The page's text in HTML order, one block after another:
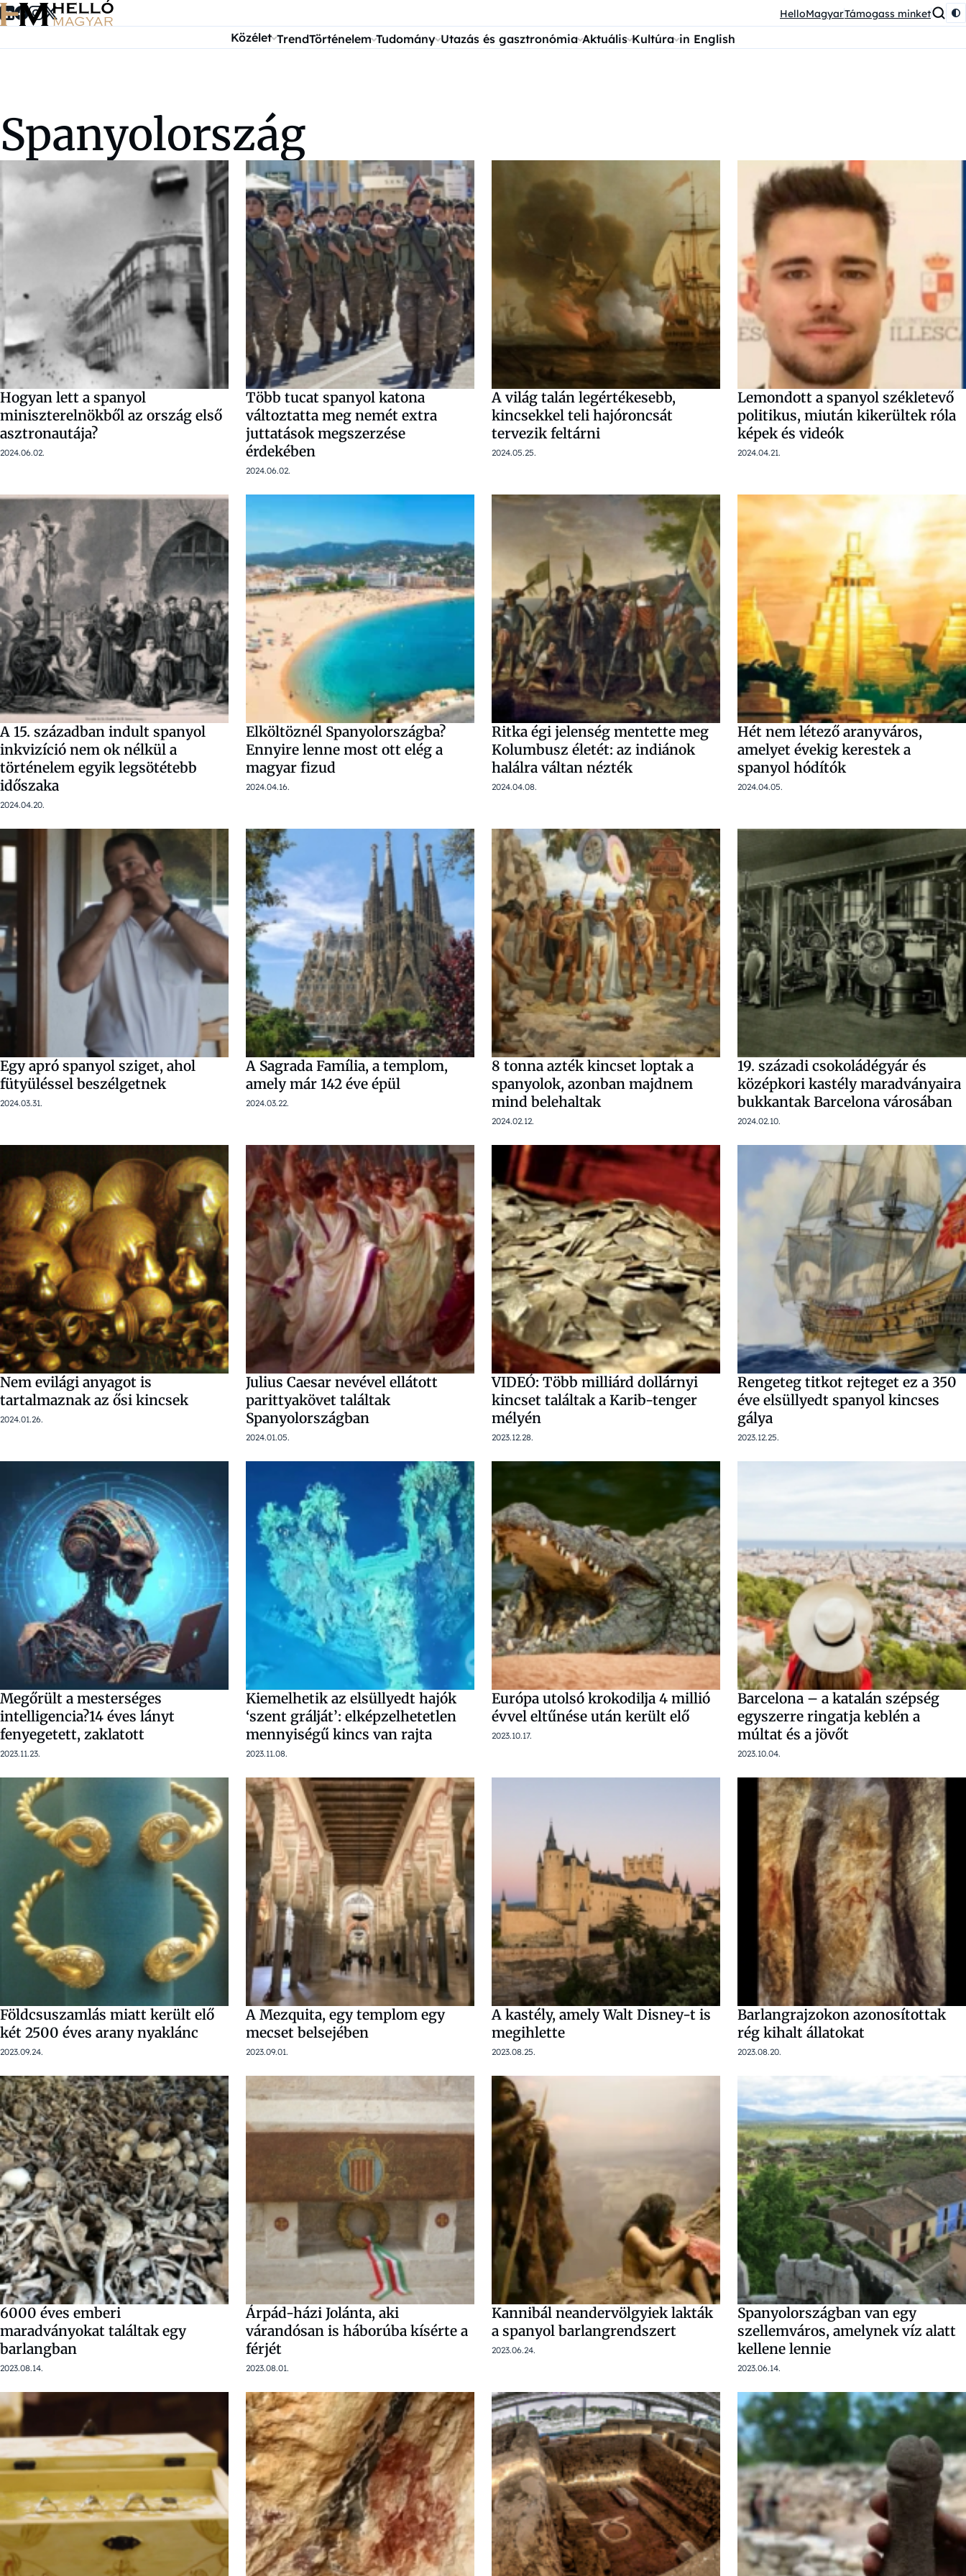
Ugrás a tartalomra HelloMagyarTámogass minket
Közélet TrendTörténelem Tudomány Utazás és gasztronómia Aktuális Kultúra in English
Spanyolország
Hogyan lett a spanyol
miniszterelnökből az ország első
asztronautája?
2024.06.02.
Több tucat spanyol katona
változtatta meg nemét extra
juttatások megszerzése
érdekében
2024.06.02.
A világ talán legértékesebb,
kincsekkel teli hajóroncsát
tervezik feltárni
2024.05.25.
Lemondott a spanyol székletevő
politikus, miután kikerültek róla
képek és videók
2024.04.21.
A 15. században indult spanyol
inkvizíció nem ok nélkül a
történelem egyik legsötétebb
időszaka
2024.04.20.
Elköltöznél Spanyolországba?
Ennyire lenne most ott elég a
magyar fizud
2024.04.16.
Ritka égi jelenség mentette meg
Kolumbusz életét: az indiánok
halálra váltan nézték
2024.04.08.
Hét nem létező aranyváros,
amelyet évekig kerestek a
spanyol hódítók
2024.04.05.
Egy apró spanyol sziget, ahol
fütyüléssel beszélgetnek
2024.03.31.
A Sagrada Família, a templom,
amely már 142 éve épül
2024.03.22.
8 tonna azték kincset loptak a
spanyolok, azonban majdnem
mind belehaltak
2024.02.12.
19. századi csokoládégyár és
középkori kastély maradványaira
bukkantak Barcelona városában
2024.02.10.
Nem evilági anyagot is
tartalmaznak az ősi kincsek
2024.01.26.
Julius Caesar nevével ellátott
parittyakövet találtak
Spanyolországban
2024.01.05.
VIDEÓ: Több milliárd dollárnyi
kincset találtak a Karib-tenger
mélyén
2023.12.28.
Rengeteg titkot rejteget ez a 350
éve elsüllyedt spanyol kincses
gálya
2023.12.25.
Megőrült a mesterséges
intelligencia?14 éves lányt
fenyegetett, zaklatott
2023.11.23.
Kiemelhetik az elsüllyedt hajók
‘szent grálját’: elképzelhetetlen
mennyiségű kincs van rajta
2023.11.08.
Európa utolsó krokodilja 4 millió
évvel eltűnése után került elő
2023.10.17.
Barcelona – a katalán szépség
egyszerre ringatja keblén a
múltat és a jövőt
2023.10.04.
Földcsuszamlás miatt került elő
két 2500 éves arany nyaklánc
2023.09.24.
A Mezquita, egy templom egy
mecset belsejében
2023.09.01.
A kastély, amely Walt Disney-t is
megihlette
2023.08.25.
Barlangrajzokon azonosítottak
rég kihalt állatokat
2023.08.20.
6000 éves emberi
maradványokat találtak egy
barlangban
2023.08.14.
Árpád-házi Jolánta, aki
várandósan is háborúba kísérte a
férjét
2023.08.01.
Kannibál neandervölgyiek lakták
a spanyol barlangrendszert
2023.06.24.
Spanyolországban van egy
szellemváros, amelynek víz alatt
kellene lennie
2023.06.14.